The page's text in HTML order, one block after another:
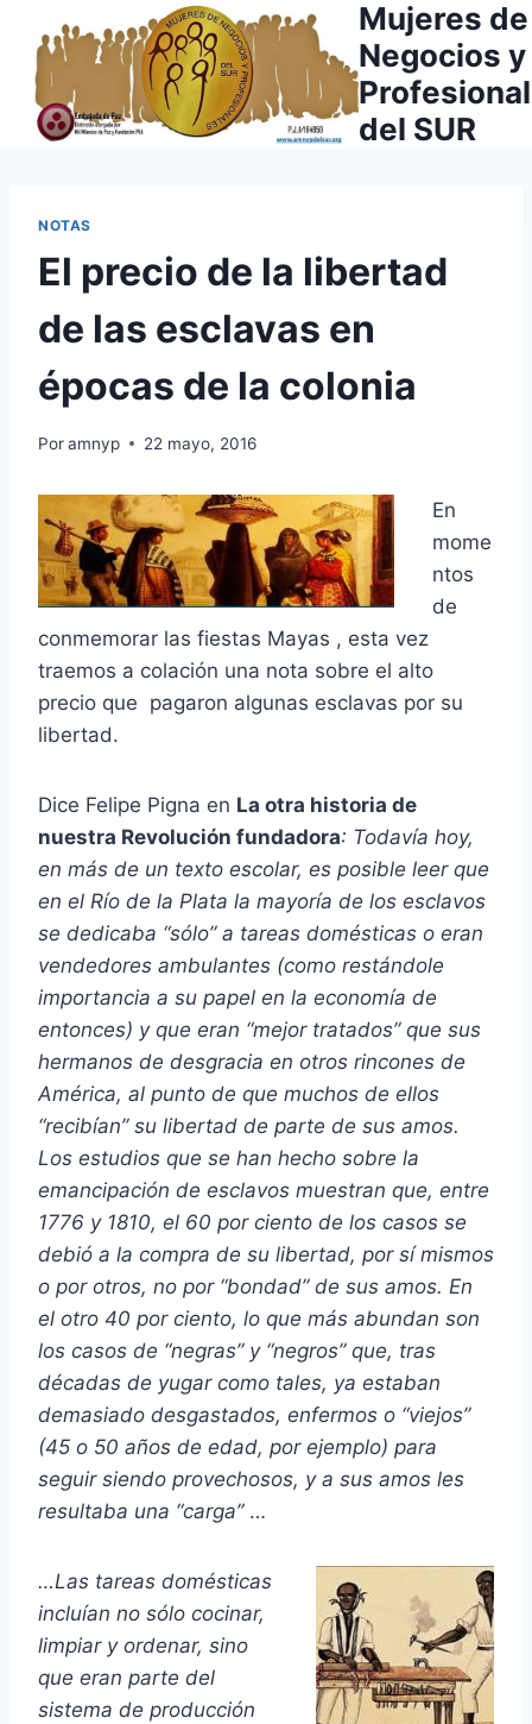
contenido
Mujeres de
Negocios y
del SUR
NOTAS
El precio de la libertad
de las esclavas en
épocas de la colonia
Poramnyp 22 mayo, 2016
En
mome
ntos
de
conmemorar las fiestas Mayas , esta vez
traemos a colación una nota sobre el alto
precio que pagaron algunas esclavas por su
libertad.
Dice Felipe Pigna en La otra historia de
nuestra Revolución fundadora: Todavía hoy,
en más de un texto escolar, es posible leer que
en el Río de la Plata la mayoría de los esclavos
se dedicaba “sólo” a tareas domésticas o eran
vendedores ambulantes (como restándole
importancia a su papel en la economía de
entonces) y que eran “mejor tratados” que sus
hermanos de desgracia en otros rincones de
América, al punto de que muchos de ellos
“recibían” su libertad de parte de sus amos.
Los estudios que se han hecho sobre la
emancipación de esclavos muestran que, entre
1776 y 1810, el 60 por ciento de los casos se
debió a la compra de su libertad, por sí mismos
o por otros, no por “bondad” de sus amos. En
el otro 40 por ciento, lo que más abundan son
los casos de “negras” y “negros” que, tras
décadas de yugar como tales, ya estaban
demasiado desgastados, enfermos o “viejos”
(45 o 50 años de edad, por ejemplo) para
seguir siendo provechosos, y a sus amos les
resultaba una “carga”…
…Las tareas domésticas
incluían no sólo cocinar,
limpiar y ordenar, sino
que eran parte del
sistema de producción